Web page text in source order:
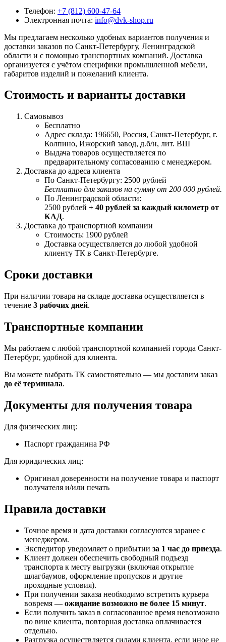
Телефон: +7 (812) 600-47-64
Электронная почта: info@dvk-shop.ru
Мы предлагаем несколько удобных вариантов получения и
доставки заказов по Санкт-Петербургу, Ленинградской
области и с помощью транспортных компаний. Доставка
организуется с учётом специфики промышленной мебели,
габаритов изделий и пожеланий клиента.
Стоимость и варианты доставки
Самовывоз
Бесплатно
Адрес склада: 196650, Россия, Санкт-Петербург, г.
Колпино, Ижорский завод, д.б/н, лит. ВШ
Выдача товаров осуществляется по
предварительному согласованию с менеджером.
Доставка до адреса клиента
По Санкт-Петербургу: 2500 рублей
Бесплатно для заказов на сумму от 200 000 рублей.
По Ленинградской области:
2500 рублей + 40 рублей за каждый километр от
КАД.
Доставка до транспортной компании
Стоимость: 1900 рублей
Доставка осуществляется до любой удобной
клиенту ТК в Санкт-Петербурге.
Сроки доставки
При наличии товара на складе доставка осуществляется в
течение 3 рабочих дней.
Транспортные компании
Мы работаем с любой транспортной компанией города Санкт-
Петербург, удобной для клиента.
Вы можете выбрать ТК самостоятельно — мы доставим заказ
до её терминала.
Документы для получения товара
Для физических лиц:
Паспорт гражданина РФ
Для юридических лиц:
Оригинал доверенности на получение товара и паспорт
получателя и/или печать
Правила доставки
Точное время и дата доставки согласуются заранее с
менеджером.
Экспедитор уведомляет о прибытии за 1 час до приезда.
Клиент должен обеспечить свободный подъезд
транспорта к месту выгрузки (включая открытие
шлагбаумов, оформление пропусков и другие
проходные условия).
При получении заказа необходимо встретить курьера
вовремя — ожидание возможно не более 15 минут.
Если получить заказ в согласованное время невозможно
по вине клиента, повторная доставка оплачивается
отдельно.
Разгрузка осуществляется силами клиента, если иное не